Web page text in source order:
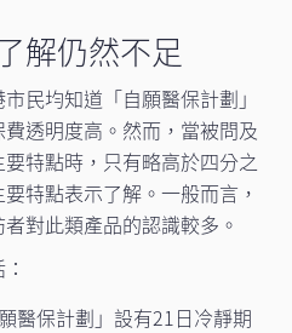
解仍然不足
民均知道「自願醫保計劃」
透明度高。然而，當被問及
要特點時，只有略高於四分之
特點表示了解。一般而言，
對此類產品的認識較多。
醫保計劃」設有21日冷靜期